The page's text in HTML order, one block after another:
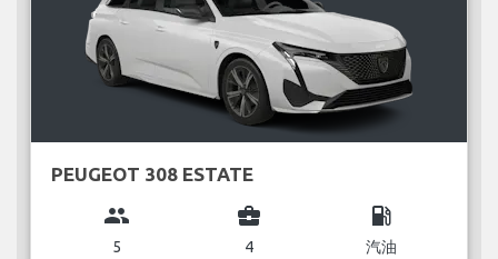
PEUGEOT 308 ESTATE
group
5
business_center
4
local_gas_station
汽油